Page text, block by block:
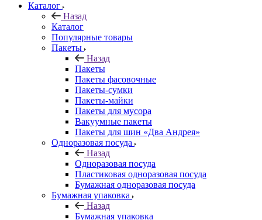
Каталог
Назад
Каталог
Популярные товары
Пакеты
Назад
Пакеты
Пакеты фасовочные
Пакеты-сумки
Пакеты-майки
Пакеты для мусора
Вакуумные пакеты
Пакеты для шин «Два Андрея»
Одноразовая посуда
Назад
Одноразовая посуда
Пластиковая одноразовая посуда
Бумажная одноразовая посуда
Бумажная упаковка
Назад
Бумажная упаковка